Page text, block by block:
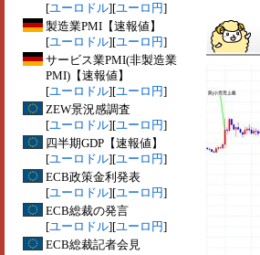
[ユーロドル][ユーロ円]
製造業PMI【速報値】
[ユーロドル][ユーロ円]
サービス業PMI(非製造業
PMI)【速報値】
[ユーロドル][ユーロ円]
ZEW景況感調査
[ユーロドル][ユーロ円]
四半期GDP【速報値】
[ユーロドル][ユーロ円]
ECB政策金利発表
[ユーロドル][ユーロ円]
ECB総裁の発言
[ユーロドル][ユーロ円]
ECB総裁記者会見